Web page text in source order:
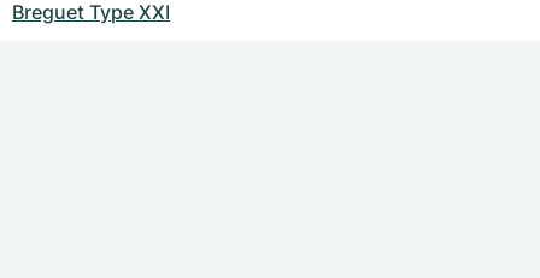
Breguet Type XXI